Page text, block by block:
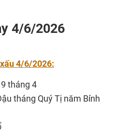
4/6/2026
4/6/2026:
tháng 4
tháng Quý Tị năm Bính